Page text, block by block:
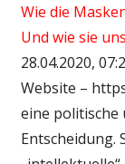
Politik
Wirtschaft
Wissenschaft
Wie die
Und wie sie
28.04.2020,
Website –
eine politische
Entscheidung.